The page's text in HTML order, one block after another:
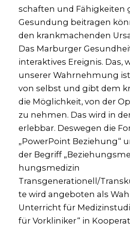
schaf­ten und Fähig­kei­ten
Gesun­dung bei­tra­gen
den krank­ma­chen­den
Das Mar­bur­ger
inter­ak­ti­ves Ereig­nis. Das,
unse­rer Wahr­neh­mung
von selbst und gibt dem
die Mög­lich­keit, von der
zu neh­men. Das wird in
erleb­bar. Des­we­gen die
„Power­Point Bezie­hung“
der Begriff
hungs­me­di­zin
Transgenerationell/
te wird ange­bo­ten als
Unter­richt für
für Vor­kli­ni­ker“ in